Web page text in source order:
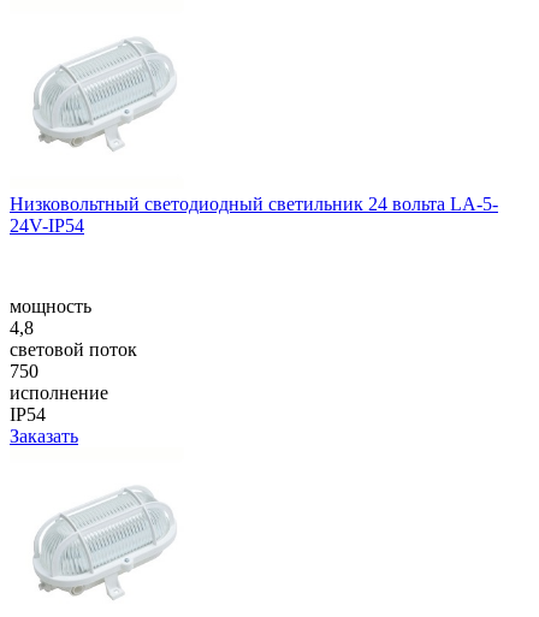
Низковольтный светодиодный светильник 24 вольта LA-5-
24V-IP54
мощность
4,8
световой поток
750
исполнение
IP54
Заказать